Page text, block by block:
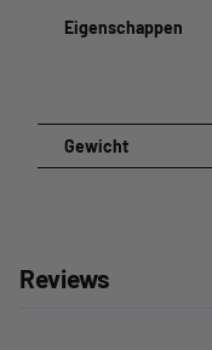
Eigenschappen
Gewicht
Reviews